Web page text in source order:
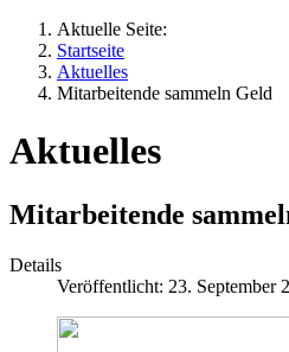
Aktuelle Seite:
Startseite
Aktuelles
Mitarbeitende sammeln Geld
Aktuelles
Mitarbeitende
Details
Veröffentlicht: 23. September